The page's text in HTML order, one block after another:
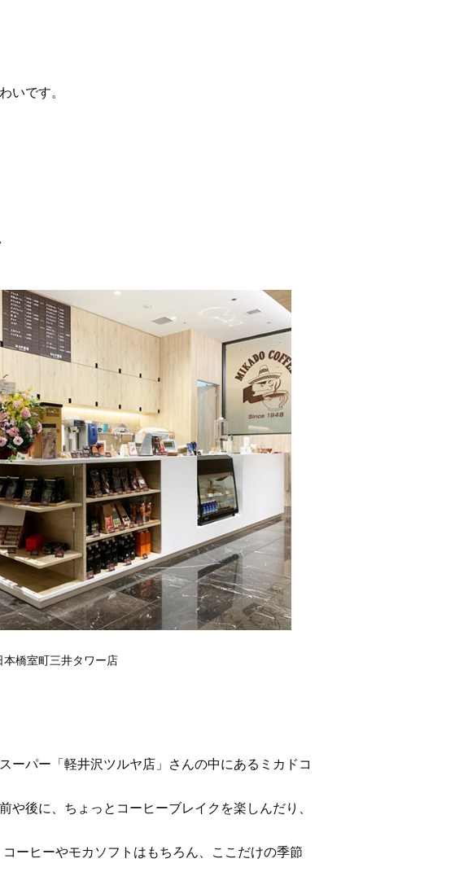
いです。
本橋室町三井タワー店
ーパー「軽井沢ツルヤ店」さんの中にあるミカドコ
後に、ちょっとコーヒーブレイクを楽しんだり、
ーヒーやモカソフトはもちろん、ここだけの季節